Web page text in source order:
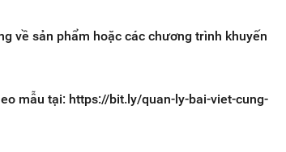
về sản phẩm hoặc các chương trình khuyến
mẫu tại: https://bit.ly/quan-ly-bai-viet-cung-